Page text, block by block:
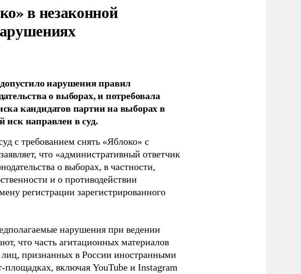
в незаконной
нарушения правил
о выборах, и потребовала
кандидатов партии на выборах в
иск направлен в суд.
с требованием снять «Яблоко» с
что «административный ответчик
о выборах, в частности,
и о противодействии
регистрации зарегистрированного
нарушения при ведении
что часть агитационных материалов
лиц, признанных в России иностранными
включая YouTube и Instagram